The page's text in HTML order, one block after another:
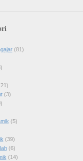
(81)
(3)
(5)
(39)
(6)
(14)